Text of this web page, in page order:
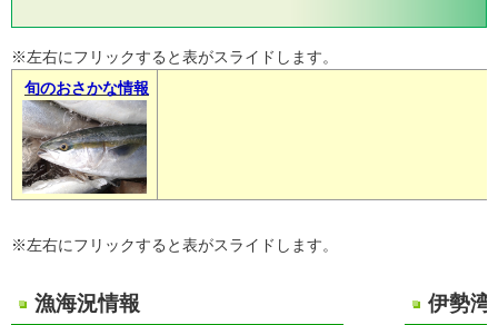
※左右にフリックすると表がスライドします。
旬のおさかな情報
※左右にフリックすると表がスライドします。
漁海況情報 伊勢湾